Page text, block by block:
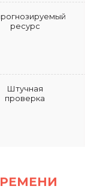
ресурс
Штучная
проверка